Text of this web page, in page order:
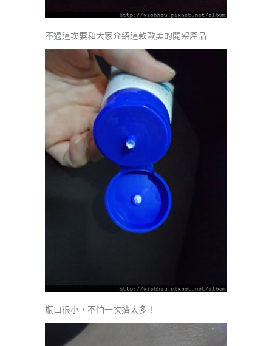
不過這次要和大家介紹這款歐美的開架產品
瓶口很小，不怕一次擠太多！